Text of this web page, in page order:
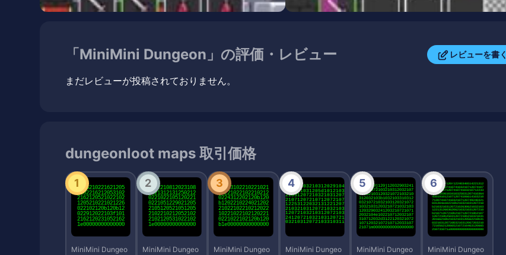
「MiniMini Dungeon」の評価・レビュー レビューを書く
まだレビューが投稿されておりません。
dungeonloot maps 取引価格
1
MiniMini Dungeo
2
MiniMini Dungeo
3
MiniMini Dungeo
4
MiniMini Dungeo
5
MiniMini Dungeo
6
MiniMini Dungeo